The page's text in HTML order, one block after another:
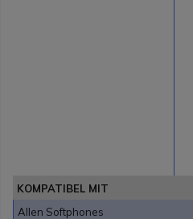
KOMPATIBEL MIT
Allen Softphones